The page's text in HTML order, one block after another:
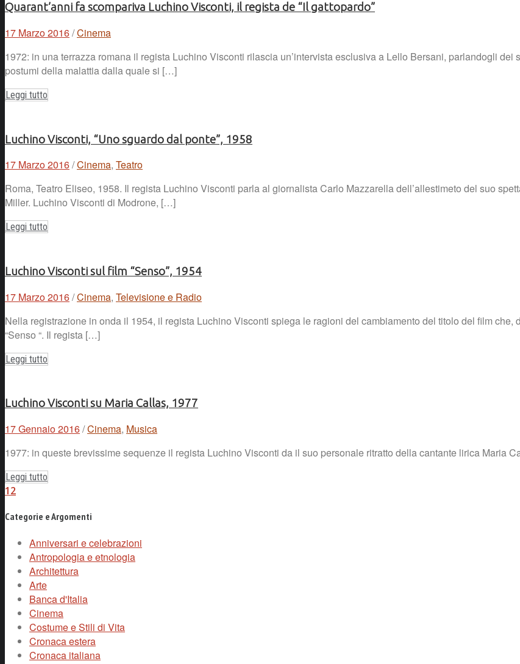
Quarant’anni fa scompariva Luchino Visconti, il regista de “Il gattopardo”
17 Marzo 2016/Cinema
1972: in una terrazza romana il regista Luchino Visconti rilascia un’intervista esclusiva a Lello Bersani, parlandogli
postumi della malattia dalla quale si […]
Leggi tutto
Luchino Visconti, “Uno sguardo dal ponte”, 1958
17 Marzo 2016/Cinema, Teatro
Roma, Teatro Eliseo, 1958. Il regista Luchino Visconti parla al giornalista Carlo Mazzarella dell’allestimeto del suo
Miller. Luchino Visconti di Modrone, […]
Leggi tutto
Luchino Visconti sul film “Senso”, 1954
17 Marzo 2016/Cinema, Televisione e Radio
Nella registrazione in onda il 1954, il regista Luchino Visconti spiega le ragioni del cambiamento del titolo del film che,
“Senso “. Il regista […]
Leggi tutto
Luchino Visconti su Maria Callas, 1977
17 Gennaio 2016/Cinema, Musica
1977: in queste brevissime sequenze il regista Luchino Visconti da il suo personale ritratto della cantante lirica Maria
Leggi tutto
12
Categorie e Argomenti
Anniversari e celebrazioni
Antropologia e etnologia
Architettura
Arte
Banca d'Italia
Cinema
Costume e Stili di Vita
Cronaca estera
Cronaca italiana